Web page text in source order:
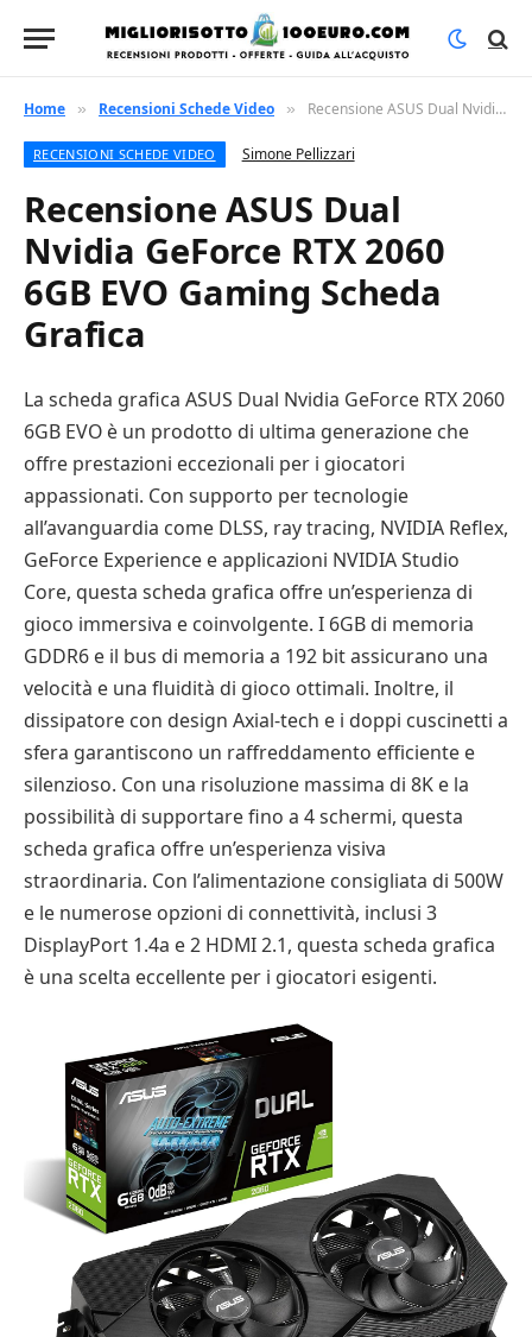
Home » Recensioni Schede Video » Recensione ASUS Dual Nvidia GeForce RTX 2060 6GB EVO Gaming Scheda Grafica
RECENSIONI SCHEDE VIDEO Simone Pellizzari
Recensione ASUS Dual
Nvidia GeForce RTX 2060
6GB EVO Gaming Scheda
Grafica
La scheda grafica ASUS Dual Nvidia GeForce RTX 2060
6GB EVO è un prodotto di ultima generazione che
offre prestazioni eccezionali per i giocatori
appassionati. Con supporto per tecnologie
all’avanguardia come DLSS, ray tracing, NVIDIA Reflex,
GeForce Experience e applicazioni NVIDIA Studio
Core, questa scheda grafica offre un’esperienza di
gioco immersiva e coinvolgente. I 6GB di memoria
GDDR6 e il bus di memoria a 192 bit assicurano una
velocità e una fluidità di gioco ottimali. Inoltre, il
dissipatore con design Axial-tech e i doppi cuscinetti a
sfera garantiscono un raffreddamento efficiente e
silenzioso. Con una risoluzione massima di 8K e la
possibilità di supportare fino a 4 schermi, questa
scheda grafica offre un’esperienza visiva
straordinaria. Con l’alimentazione consigliata di 500W
e le numerose opzioni di connettività, inclusi 3
DisplayPort 1.4a e 2 HDMI 2.1, questa scheda grafica
è una scelta eccellente per i giocatori esigenti.